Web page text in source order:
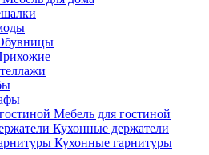
Мебель для гостиной
Кухонные держатели
Кухонные гарнитуры